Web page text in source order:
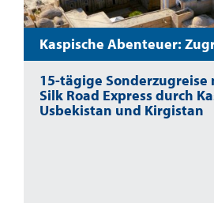
15-tägige Sonderzugreise
Silk Road Express durch
Usbekistan und Kirgistan